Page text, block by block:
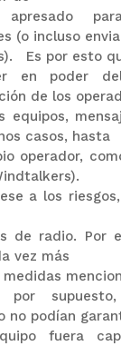
apresado
(o incluso
Es por esto
en poder
de los
equipos,
casos, hasta
operador,
a los
de radio. Por
vez más
medidas
por
no podían
fuera